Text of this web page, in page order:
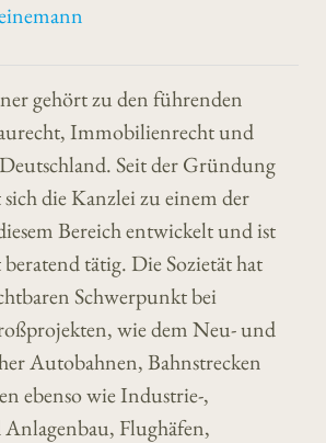
gehört zu den führenden
Immobilienrecht und
Seit der Gründung
die Kanzlei zu einem der
Bereich entwickelt und ist
tätig. Die Sozietät hat
Schwerpunkt bei
wie dem Neu- und
Autobahnen, Bahnstrecken
ebenso wie Industrie-,
Flughäfen,